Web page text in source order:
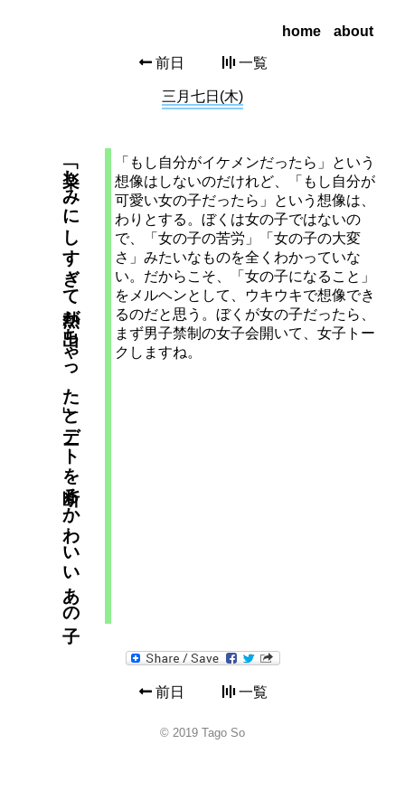
home about
前日 一覧
三月七日(木)
「楽しみにしすぎて熱が出ちゃった」とデートを断るかわいいあの子
「もし自分がイケメンだったら」という
想像はしないのだけれど、「もし自分が
可愛い女の子だったら」という想像は、
わりとする。ぼくは女の子ではないの
で、「女の子の苦労」「女の子の大変
さ」みたいなものを全くわかっていな
い。だからこそ、「女の子になること」
をメルヘンとして、ウキウキで想像でき
るのだと思う。ぼくが女の子だったら、
まず男子禁制の女子会開いて、女子トー
クしますね。
前日 一覧
© 2019 Tago So